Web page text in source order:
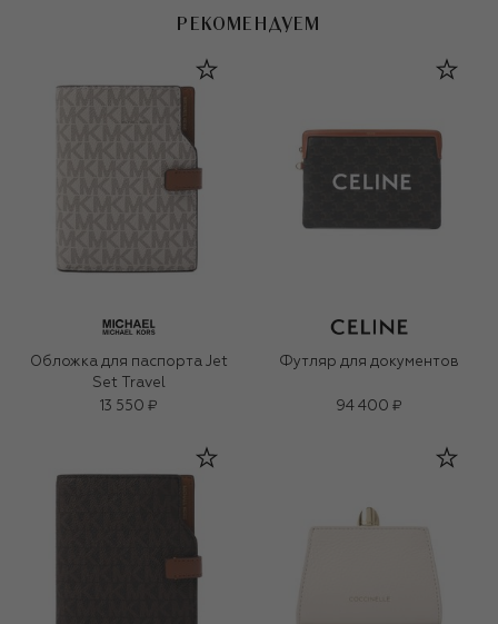
РЕКОМЕНДУЕМ
Обложка для паспорта Jet
Set Travel
13 550 ₽
Футляр для документов
94 400 ₽